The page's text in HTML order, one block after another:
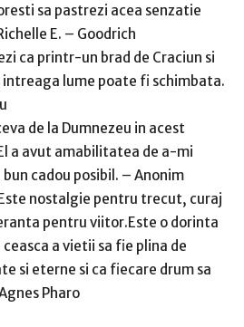
sa pastrezi acea senzatie
E. – Goodrich
ca printr-un brad de Craciun si
lume poate fi schimbata.
de la Dumnezeu in acest
a avut amabilitatea de a-mi
cadou posibil. – Anonim
nostalgie pentru trecut, curaj
pentru viitor.Este o dorinta
a vietii sa fie plina de
si eterne si ca fiecare drum sa
Pharo